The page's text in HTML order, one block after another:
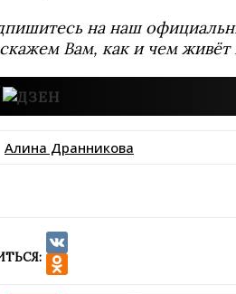
на наш
Вам, как и чем
Алина Дранникова
VK